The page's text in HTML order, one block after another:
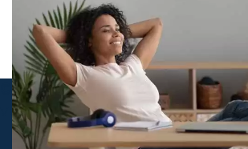
© airco-systemen.nl alle rechten
voorbehouden